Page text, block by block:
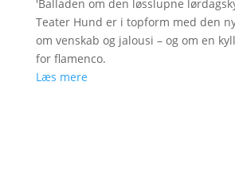
'Balladen om den løsslupne
Teater Hund er i topform med den
om venskab og jalousi – og om en
for flamenco.
Læs mere